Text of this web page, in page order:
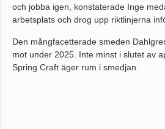
och jobba igen, konstaterade Inge
arbetsplats och drog upp riktlinjerna
Den mångfacetterade smeden
mot under 2025. Inte minst i slutet av
Spring Craft äger rum i smedjan.